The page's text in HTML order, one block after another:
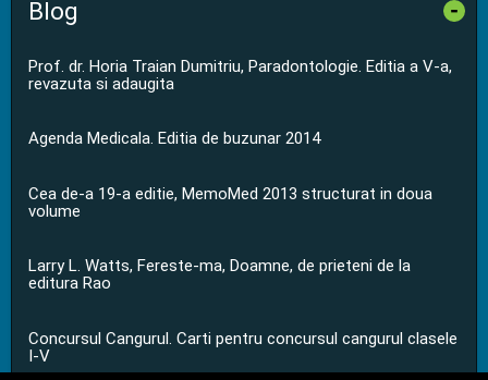
Blog -
Prof. dr. Horia Traian Dumitriu, Paradontologie. Editia a V-a,
revazuta si adaugita
Agenda Medicala. Editia de buzunar 2014
Cea de-a 19-a editie, MemoMed 2013 structurat in doua
volume
Larry L. Watts, Fereste-ma, Doamne, de prieteni de la
editura Rao
Concursul Cangurul. Carti pentru concursul cangurul clasele
I-V